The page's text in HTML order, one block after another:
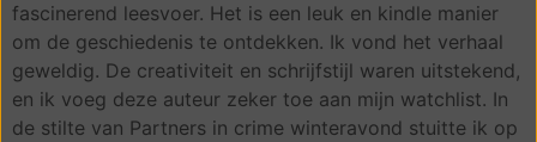
fascinerend leesvoer. Het is een leuk en kindle manier
om de geschiedenis te ontdekken. Ik vond het verhaal
geweldig. De creativiteit en schrijfstijl waren uitstekend,
en ik voeg deze auteur zeker toe aan mijn watchlist. In
de stilte van Partners in crime winteravond stuitte ik op